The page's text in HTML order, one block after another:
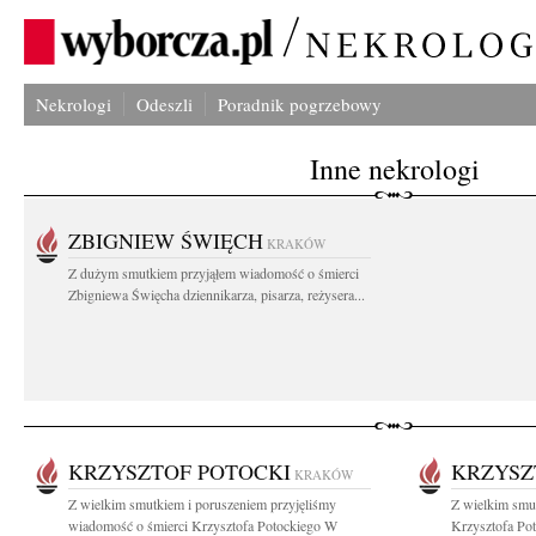
Nekrologi Odeszli Poradnik pogrzebowy
Inne nekrologi
ZBIGNIEW ŚWIĘCH KRAKÓW
Z dużym smutkiem przyjąłem wiadomość o śmierci
Zbigniewa Święcha dziennikarza, pisarza, reżysera...
KRZYSZTOF POTOCKI KRAKÓW
Z wielkim smutkiem i poruszeniem przyjęliśmy
wiadomość o śmierci Krzysztofa Potockiego W
Z wielkim
Krzysztofa